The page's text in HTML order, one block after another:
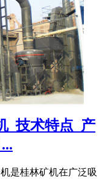
_技术特点_产
是桂林矿机在广泛吸